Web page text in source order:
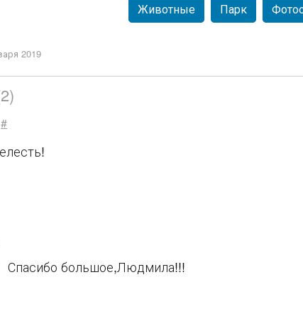
Животные Парк
2019
#
Спасибо большое,Людмила!!!